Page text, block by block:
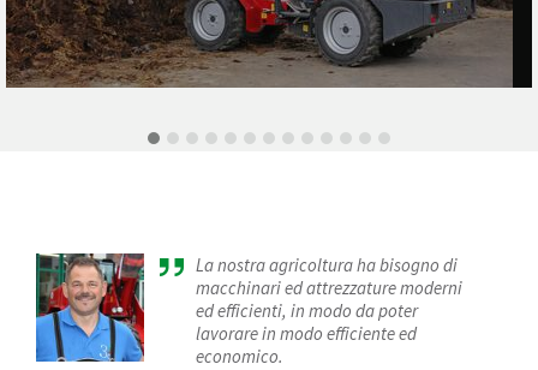
La nostra agricoltura ha bisogno di
macchinari ed attrezzature moderni
ed efficienti, in modo da poter
lavorare in modo efficiente ed
economico.